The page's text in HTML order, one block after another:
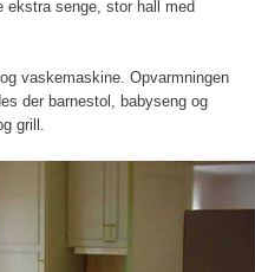
ekstra senge, stor hall med
vaskemaskine. Opvarmningen
der barnestol, babyseng og
grill.